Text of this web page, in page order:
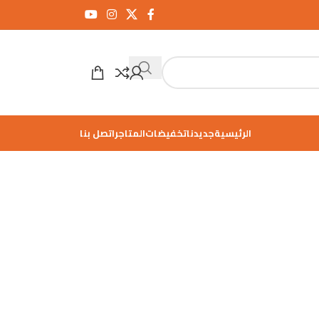
الرئيسيةجديدناتخفيضاتالمتاجراتصل بنا